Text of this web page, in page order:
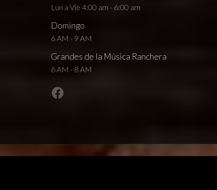
Lun a Vie 4:00 am - 6:00 am
Domingo
6 AM - 9 AM
Grandes de la Música Ranchera
6 AM - 8 AM